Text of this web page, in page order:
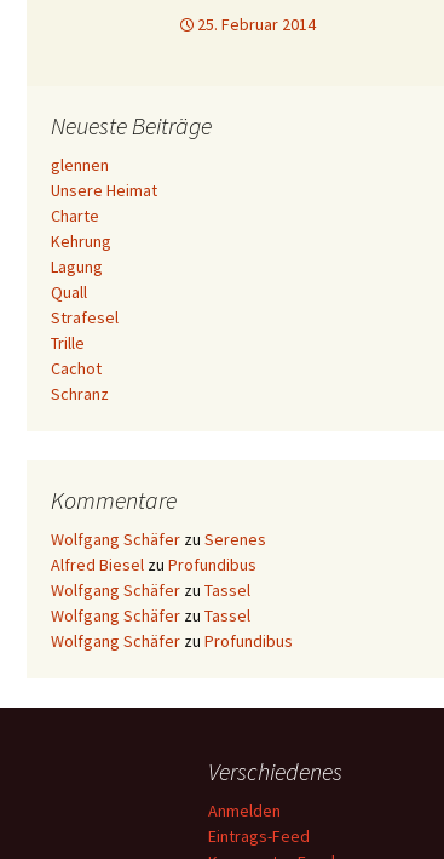
25. Februar 2014
Neueste Beiträge
glennen
Unsere Heimat
Charte
Kehrung
Lagung
Quall
Strafesel
Trille
Cachot
Schranz
Kommentare
Wolfgang Schäfer zu Serenes
Alfred Biesel zu Profundibus
Wolfgang Schäfer zu Tassel
Wolfgang Schäfer zu Tassel
Wolfgang Schäfer zu Profundibus
Verschiedenes
Anmelden
Eintrags-Feed